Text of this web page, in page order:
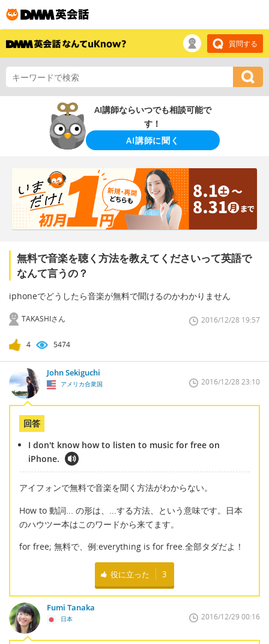
質問する
AI講師ならいつでも相談可能で
す！
AI講師に聞く
無料で音楽を聴く方法を教えてくださいって英語で
なんて言うの？
iphoneでどうしたら音楽が無料で聞けるのかわかりません
TAKASHIさん 2016/12/28 19:57
4 5474
John Sekiguchi
アメリカ合衆国 2016/12/28 23:10
回答
I don't know how to listen to music for free on
iPhone.
アイフォンで無料で音楽を聞く方法がわからない。
How to 動詞... の形は、...する方法、という意味です。日本
のハウツー本はこのワードから来てます。
for free; 無料で、例:everything is for free.全部タダだよ！
役に立った 3
Fumi Tanaka
日本 2016/12/29 00:16